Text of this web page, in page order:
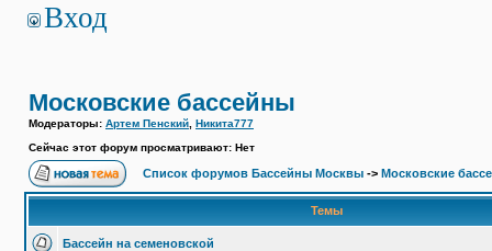
Вход
Московские бассейны
Модераторы: Артем Пенский Никита777
Сейчас этот форум просматривают: Нет
Список форумов Бассейны Москвы -> Московские
Темы
Бассейн на семеновской